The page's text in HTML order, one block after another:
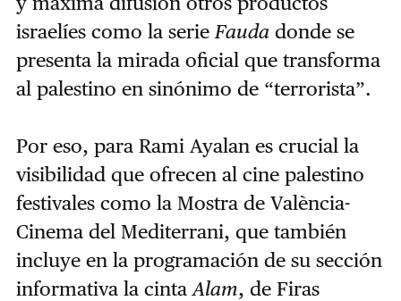
israelíes como la serie Faudadonde se
presenta la mirada oficial que transforma
al palestino en sinónimo de “terrorista”.
Por eso, para Rami Ayalan es crucial la
visibilidad que ofrecen al cine palestino
festivales como la Mostra de València-
Cinema del Mediterrani, que también
incluye en la programación de su sección
informativa la cinta Alam, de Firas